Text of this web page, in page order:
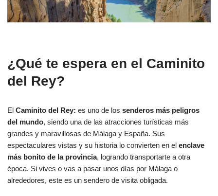
¿Qué te espera en el Caminito
del Rey?
El Caminito del Rey: es uno de los senderos más peligros
del mundo, siendo una de las atracciones turísticas más
grandes y maravillosas de Málaga y España. Sus
espectaculares vistas y su historia lo convierten en el enclave
más bonito de la provincia, logrando transportarte a otra
época. Si vives o vas a pasar unos días por Málaga o
alrededores, este es un sendero de visita obligada.